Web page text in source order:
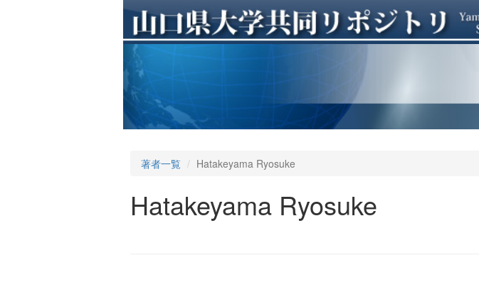
著者一覧 Hatakeyama Ryosuke
Hatakeyama Ryosuke